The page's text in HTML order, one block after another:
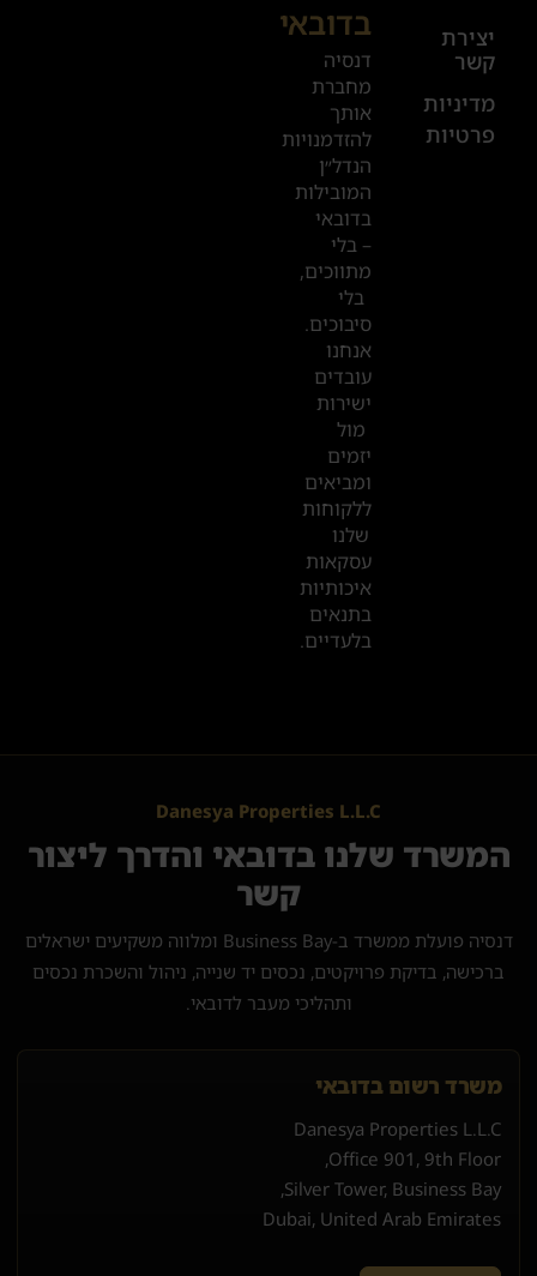
יצירת
קשר
מדיניות
פרטיות
+972
52
601
2019
המשרדים
שלנו
בדובאי
בדובאי
דנסיה
מחברת
אותך
להזדמנויות
הנדל״ן
המובילות
בדובאי
– בלי
מתווכים,
בלי
סיבוכים.
אנחנו
עובדים
ישירות
מול
יזמים
ומביאים
ללקוחות
שלנו
עסקאות
איכותיות
בתנאים
בלעדיים.
Danesya Properties L.L.C
המשרד שלנו בדובאי והדרך ליצור
קשר
דנסיה פועלת ממשרד ב-Business Bay ומלווה משקיעים ישראלים
ברכישה, בדיקת פרויקטים, נכסים יד שנייה, ניהול והשכרת נכסים
ותהליכי מעבר לדובאי.
משרד רשום בדובאי
Danesya Properties L.L.C
Office 901, 9th Floor,
Silver Tower, Business Bay,
Dubai, United Arab Emirates